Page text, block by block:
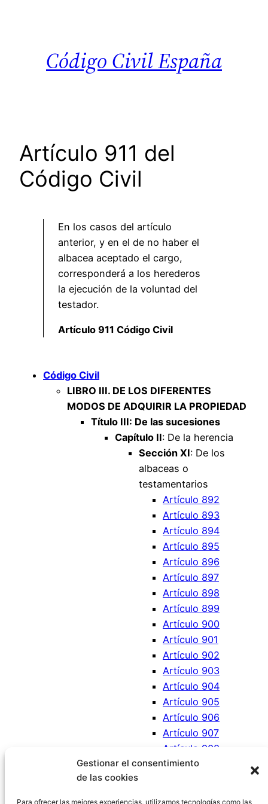
Gestionar el consentimiento
de las cookies
Para ofrecer las mejores experiencias, utilizamos tecnologías como las
Código Civil España
Artículo 911 del
Código Civil
En los casos del artículo
anterior, y en el de no haber el
albacea aceptado el cargo,
corresponderá a los herederos
la ejecución de la voluntad del
testador.
Artículo 911 Código Civil
Código Civil
LIBRO III. DE LOS DIFERENTES
MODOS DE ADQUIRIR LA PROPIEDAD
Título III: De las sucesiones
Capítulo II: De la herencia
Sección XI: De los
albaceas o
testamentarios
Artículo 892
Artículo 893
Artículo 894
Artículo 895
Artículo 896
Artículo 897
Artículo 898
Artículo 899
Artículo 900
Artículo 901
Artículo 902
Artículo 903
Artículo 904
Artículo 905
Artículo 906
Artículo 907
Artículo 908
Artículo 909